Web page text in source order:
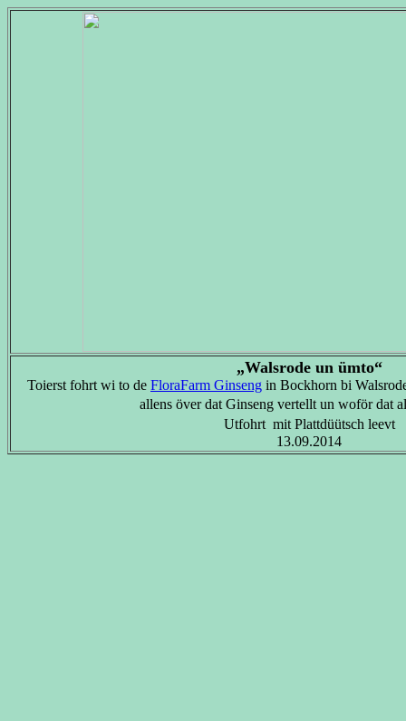
„Walsrode un ümto“
Toierst fohrt wi to de FloraFarm Ginseng in Bockhorn bi
allens över dat Ginseng vertellt un woför dat
Utfohrt mit Plattdüütsch leevt
13.09.2014